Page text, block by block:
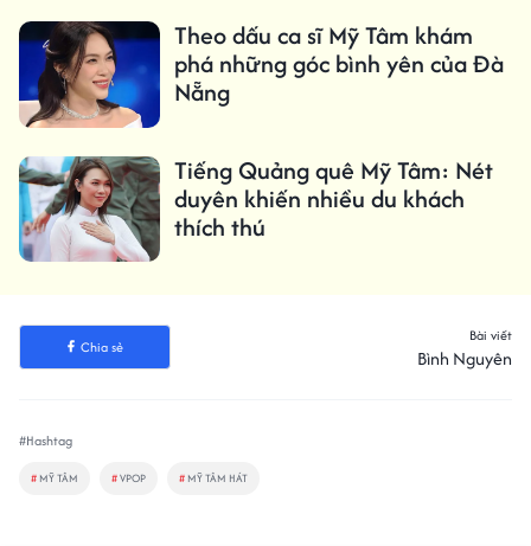
Theo dấu ca sĩ Mỹ Tâm khám
phá những góc bình yên của Đà
Nẵng
Tiếng Quảng quê Mỹ Tâm: Nét
duyên khiến nhiều du khách
thích thú
Chia sẻ
Bài viết
Bình Nguyên
#Hashtag
# MỸ TÂM #VPOP # MỸ TÂM HÁT